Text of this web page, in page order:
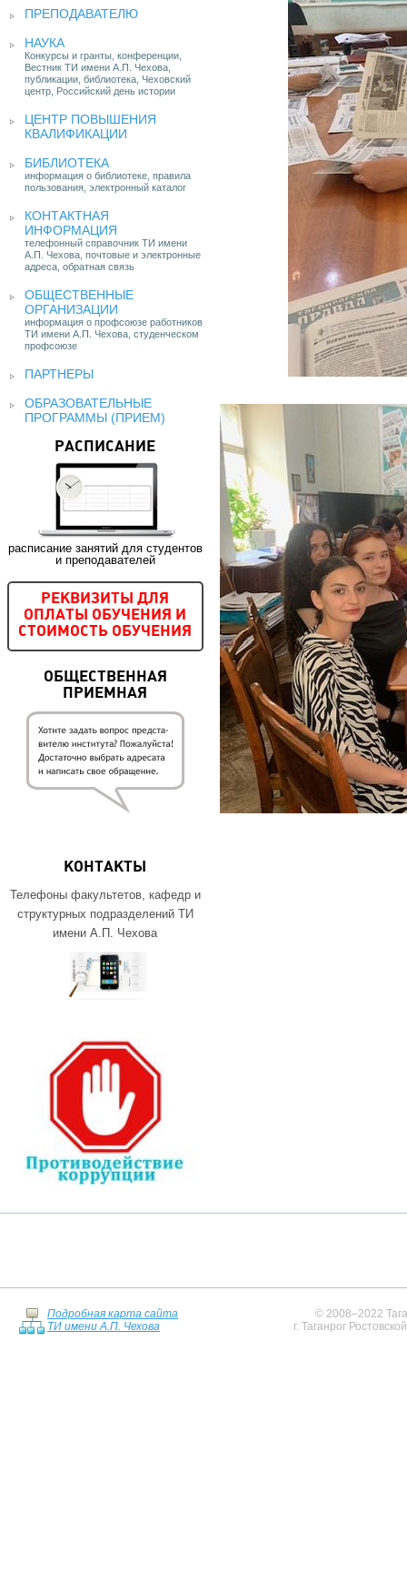
ПРЕПОДАВАТЕЛЮ
НАУКА
Конкурсы и гранты, конференции,
Вестник ТИ имени А.П. Чехова,
публикации, библиотека, Чеховский
центр, Российский день истории
ЦЕНТР ПОВЫШЕНИЯ
КВАЛИФИКАЦИИ
БИБЛИОТЕКА
информация о библиотеке, правила
пользования, электронный каталог
КОНТАКТНАЯ
ИНФОРМАЦИЯ
телефонный справочник ТИ имени
А.П. Чехова, почтовые и электронные
адреса, обратная связь
ОБЩЕСТВЕННЫЕ
ОРГАНИЗАЦИИ
информация о профсоюзе работников
ТИ имени А.П. Чехова, студенческом
профсоюзе
ПАРТНЕРЫ
ОБРАЗОВАТЕЛЬНЫЕ
ПРОГРАММЫ (ПРИЕМ)
РАСПИСАНИЕ
расписание занятий для студентов
и преподавателей
РЕКВИЗИТЫ ДЛЯ
ОПЛАТЫ ОБУЧЕНИЯ И
СТОИМОСТЬ ОБУЧЕНИЯ
ОБЩЕСТВЕННАЯ
ПРИЕМНАЯ
КОНТАКТЫ
Телефоны факультетов, кафедр и
структурных подразделений ТИ
имени А.П. Чехова
Подробная карта сайта
ТИ имени А.П. Чехова
© 2008–2022
г. Таганрог